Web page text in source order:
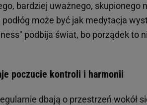
bardziej uważnego, skupionego
podłóg może być jak medytacja
podbija świat, bo porządek to
poczucie kontroli i harmonii
dbają o przestrzeń wokół